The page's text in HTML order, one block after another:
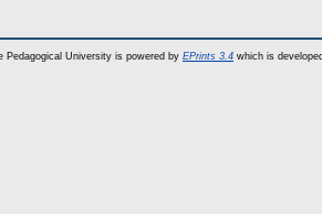
Pedagogical University is powered by EPrints 3.4 which is